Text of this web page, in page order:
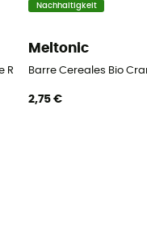
Royale - Energieriegel
Nachhaltigkeit
Meltonic
Barre Cereales Bio
2,75 €